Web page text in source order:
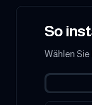
So
Wählen